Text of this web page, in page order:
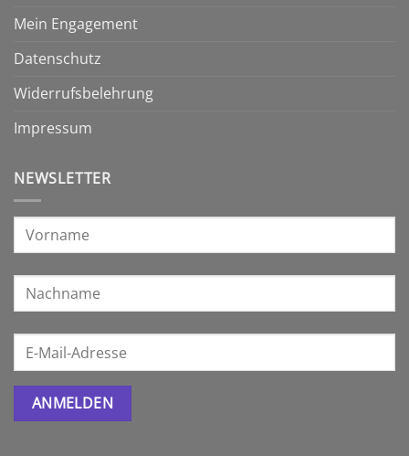
Mein Engagement
Datenschutz
Widerrufsbelehrung
Impressum
NEWSLETTER